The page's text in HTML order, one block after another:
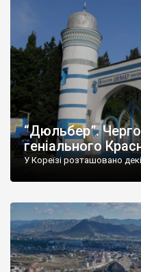
“Дюльбер”.
геніального
У Кореїзі розташовано